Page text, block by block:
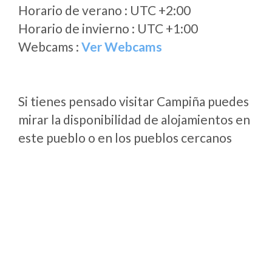
Horario de verano : UTC +2:00
Horario de invierno : UTC +1:00
Webcams : Ver Webcams
Si tienes pensado visitar Campiña puedes
mirar la disponibilidad de alojamientos en
este pueblo o en los pueblos cercanos